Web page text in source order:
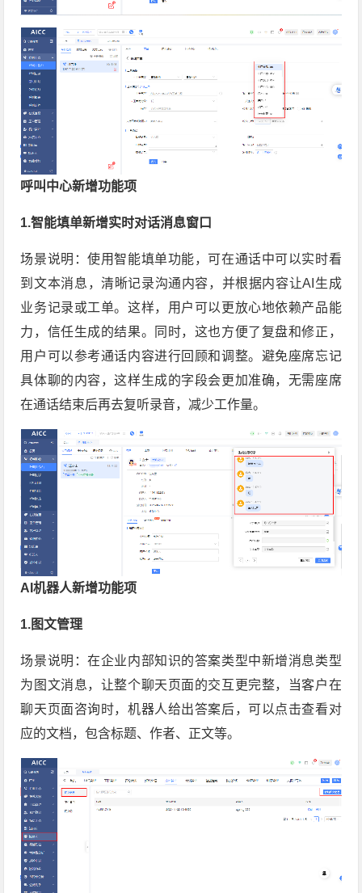
呼叫中心新增功能项
1.智能填单新增实时对话消息窗口
场景说明：使用智能填单功能，可在通话中可以实时看
到文本消息，清晰记录沟通内容，并根据内容让AI生成
业务记录或工单。这样，用户可以更放心地依赖产品能
力，信任生成的结果。同时，这也方便了复盘和修正，
用户可以参考通话内容进行回顾和调整。避免座席忘记
具体聊的内容，这样生成的字段会更加准确，无需座席
在通话结束后再去复听录音，减少工作量。
AI机器人新增功能项
1.图文管理
场景说明：在企业内部知识的答案类型中新增消息类型
为图文消息，让整个聊天页面的交互更完整，当客户在
聊天页面咨询时，机器人给出答案后，可以点击查看对
应的文档，包含标题、作者、正文等。